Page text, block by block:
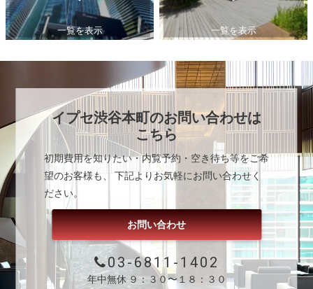
一覧を表示 一覧を表示
イプセ渋谷本町のお問い合わせは
こちら
初期費用を知りたい・内覧予約・空き待ち等をご希
望のお客様も、 下記よりお気軽にお問い合わせく
ださい。
お問い合わせ
03-6811-1402
年中無休 ９：３０〜１８：３０